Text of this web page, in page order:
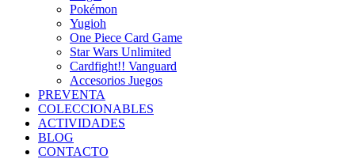
Pokémon
Yugioh
One Piece Card Game
Star Wars Unlimited
Cardfight!! Vanguard
Accesorios Juegos
PREVENTA
COLECCIONABLES
ACTIVIDADES
BLOG
CONTACTO